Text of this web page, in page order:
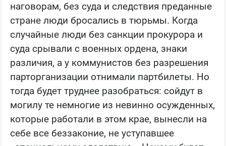
наговорам, без суда и следствия преданные
стране люди бросались в тюрьмы. Когда
случайные люди без санкции прокурора и
суда срывали с военных ордена, знаки
различия, а у коммунистов без разрешения
парторганизации отнимали партбилеты. Но
тогда будет труднее разобраться: сойдут в
могилу те немногие из невинно осужденных,
которые работали в этом крае, вынесли на
себе все беззаконие, не уступавшее